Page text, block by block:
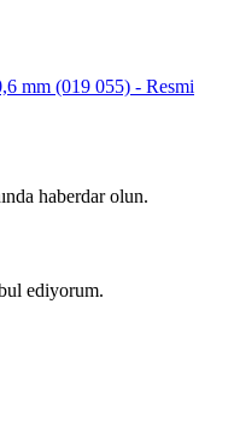
mm (019 055) - Resmi
haberdar olun.
ediyorum.